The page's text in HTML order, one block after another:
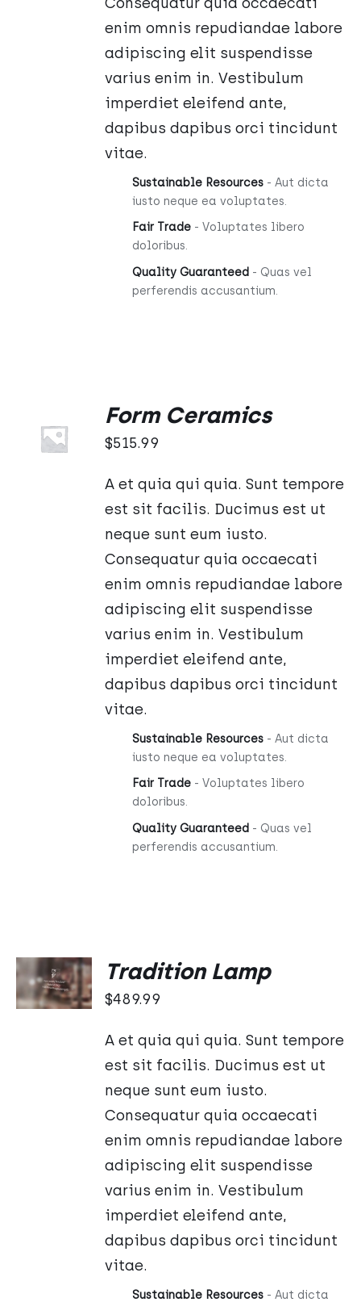
enim omnis repudiandae labore
adipiscing elit suspendisse
varius enim in. Vestibulum
imperdiet eleifend ante,
dapibus dapibus orci tincidunt
vitae.
Sustainable Resources- Aut dicta
iusto neque ea voluptates.
Fair Trade- Voluptates libero
doloribus.
Quality Guaranteed - Quas vel
perferendis accusantium.
5.00na 5
DO
KOSZYKA
Form Ceramics
$515.99
A et quia qui quia. Sunt tempore
est sit facilis. Ducimus est ut
neque sunt eum iusto.
Consequatur quia occaecati
enim omnis repudiandae labore
adipiscing elit suspendisse
varius enim in. Vestibulum
imperdiet eleifend ante,
dapibus dapibus orci tincidunt
vitae.
Sustainable Resources- Aut dicta
iusto neque ea voluptates.
Fair Trade- Voluptates libero
doloribus.
Quality Guaranteed - Quas vel
perferendis accusantium.
DO
KOSZYKA
/
Tradition Lamp
$489.99
A et quia qui quia. Sunt tempore
est sit facilis. Ducimus est ut
neque sunt eum iusto.
Consequatur quia occaecati
enim omnis repudiandae labore
adipiscing elit suspendisse
varius enim in. Vestibulum
imperdiet eleifend ante,
dapibus dapibus orci tincidunt
vitae.
Sustainable Resources- Aut dicta